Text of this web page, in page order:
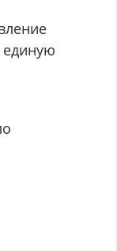
единую